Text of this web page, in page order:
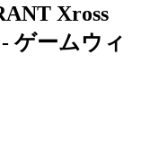
Xross
ゲームウィ